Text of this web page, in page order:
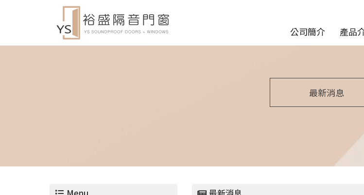
公司簡介 產品
最新消息